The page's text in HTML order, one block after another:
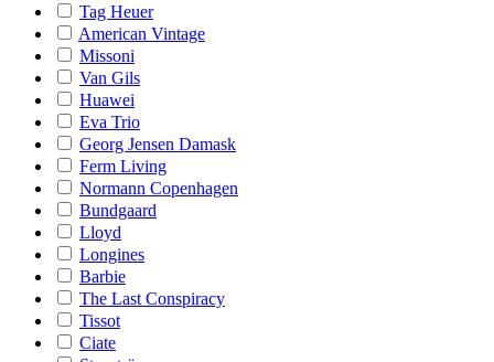
Tag Heuer
American Vintage
Missoni
Van Gils
Huawei
Eva Trio
Georg Jensen Damask
Ferm Living
Normann Copenhagen
Bundgaard
Lloyd
Longines
Barbie
The Last Conspiracy
Tissot
Ciate